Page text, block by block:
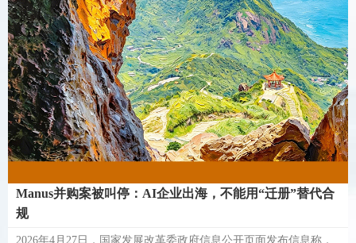
Manus并购案被叫停：AI企业出海，不能用“迁册”替代合
规
2026年4月27日，国家发展改革委政府信息公开页面发布信息称，